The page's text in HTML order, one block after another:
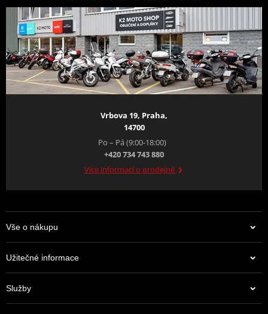
Vrbova 19, Praha,
14700
Po – Pá (9:00-18:00)
+420 734 743 880
Více informací o prodejně
Vše o nákupu
Užitečné informace
Služby